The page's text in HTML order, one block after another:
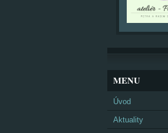
MENU
Úvod
Aktuality